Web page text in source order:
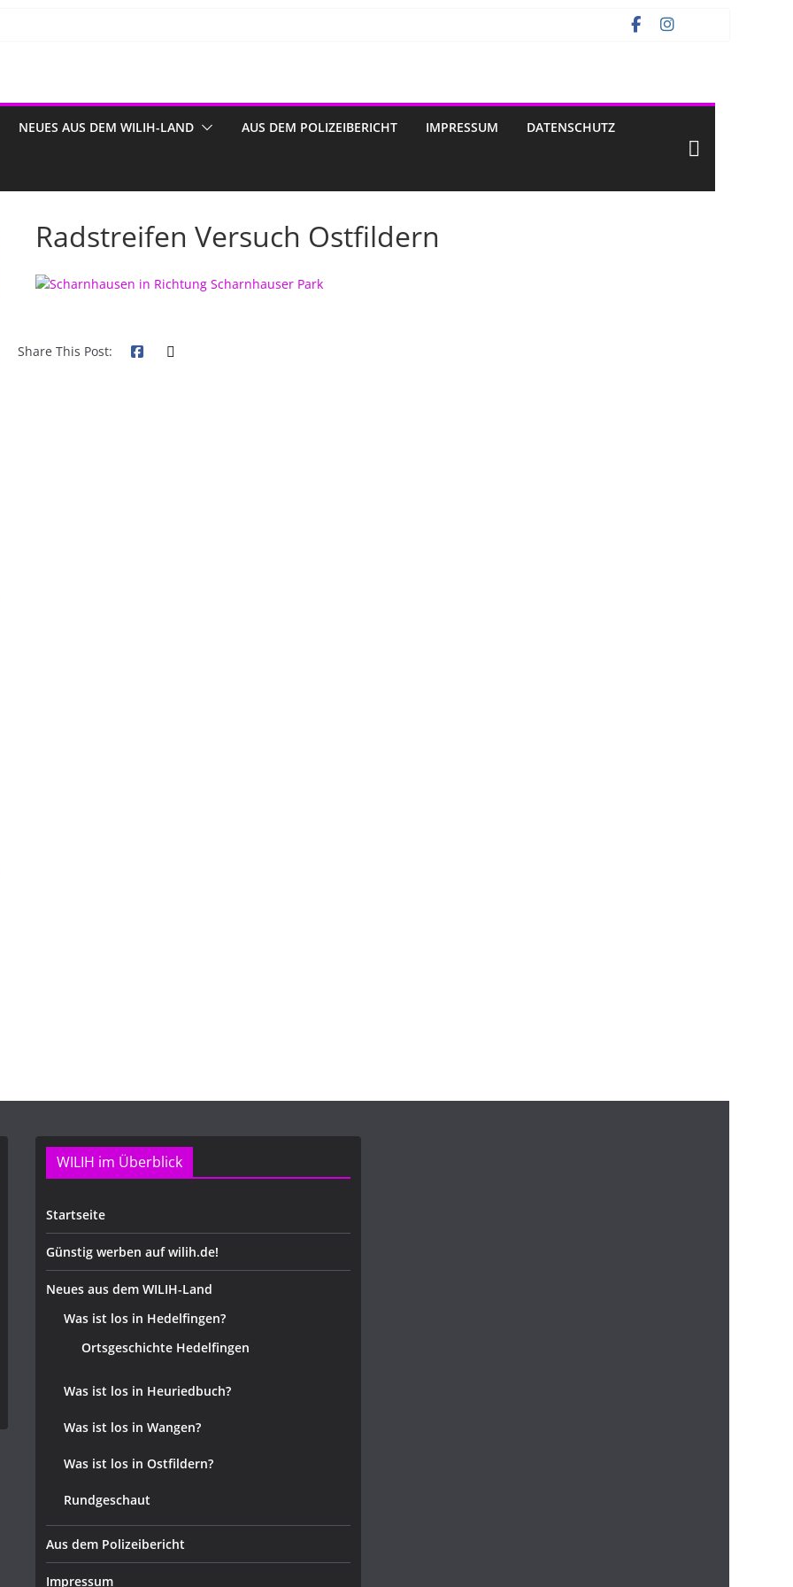
NEUES AUS DEM WILIH-LAND AUS DEM POLIZEIBERICHT IMPRESSUM DATENSCHUTZ
Radstreifen Versuch Ostfildern
Share This Post:
WILIH im Überblick
Startseite
Günstig werben auf wilih.de!
Neues aus dem WILIH-Land
Was ist los in Hedelfingen?
Ortsgeschichte Hedelfingen
Was ist los in Heuriedbuch?
Was ist los in Wangen?
Was ist los in Ostfildern?
Rundgeschaut
Aus dem Polizeibericht
Impressum